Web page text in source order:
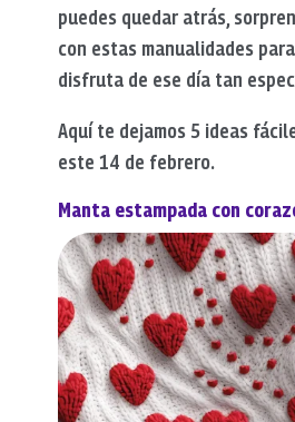
puedes quedar atrás,
con estas manualidades
disfruta de ese día tan
Aquí te dejamos 5 ideas
este 14 de febrero.
Manta estampada con